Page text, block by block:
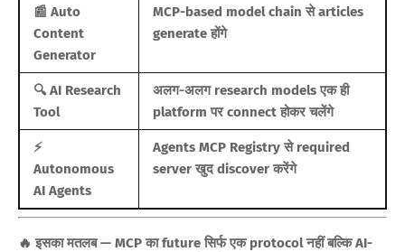
📰 Auto
Content
Generator
MCP-based model chain से articles
generate होंगे
🔍 AI Research
Tool
अलग-अलग research models एक ही
platform पर connect होकर चलेंगे
⚡
Autonomous
AI Agents
Agents MCP Registry से required
server खुद discover करेंगे
🔥 इसका मतलब — MCP का future सिर्फ एक protocol नहीं बल्कि AI-